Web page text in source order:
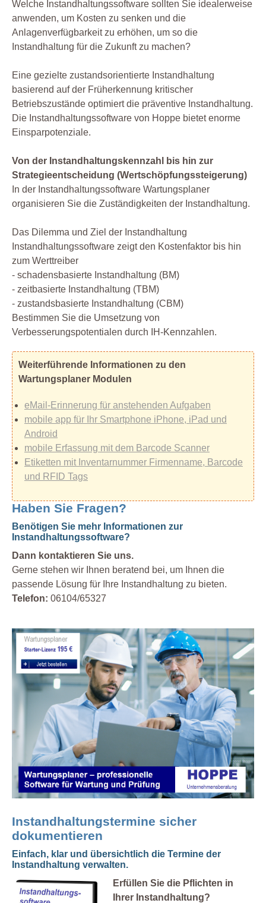
Welche Instandhaltungssoftware sollten Sie idealerweise
anwenden, um Kosten zu senken und die
Anlagenverfügbarkeit zu erhöhen, um so die
Instandhaltung für die Zukunft zu machen?
Eine gezielte zustandsorientierte Instandhaltung
basierend auf der Früherkennung kritischer
Betriebszustände optimiert die präventive Instandhaltung.
Die Instandhaltungssoftware von Hoppe bietet enorme
Einsparpotenziale.
Von der Instandhaltungskennzahl bis hin zur
Strategieentscheidung (Wertschöpfungssteigerung)
In der Instandhaltungssoftware Wartungsplaner
organisieren Sie die Zuständigkeiten der Instandhaltung.
Das Dilemma und Ziel der Instandhaltung
Instandhaltungssoftware zeigt den Kostenfaktor bis hin
zum Werttreiber
- schadensbasierte Instandhaltung (BM)
- zeitbasierte Instandhaltung (TBM)
- zustandsbasierte Instandhaltung (CBM)
Bestimmen Sie die Umsetzung von
Verbesserungspotentialen durch IH-Kennzahlen.
Weiterführende Informationen zu den
Wartungsplaner Modulen
eMail-Erinnerung für anstehenden Aufgaben
mobile app für Ihr Smartphone iPhone, iPad und
Android
mobile Erfassung mit dem Barcode Scanner
Etiketten mit Inventarnummer Firmenname, Barcode
und RFID Tags
Haben Sie Fragen?
Benötigen Sie mehr Informationen zur
Instandhaltungssoftware?
Dann kontaktieren Sie uns.
Gerne stehen wir Ihnen beratend bei, um Ihnen die
passende Lösung für Ihre Instandhaltung zu bieten.
Telefon: 06104/65327
Instandhaltungstermine sicher
dokumentieren
Einfach, klar und übersichtlich die Termine der
Instandhaltung verwalten.
Erfüllen Sie die Pflichten in
Ihrer Instandhaltung?